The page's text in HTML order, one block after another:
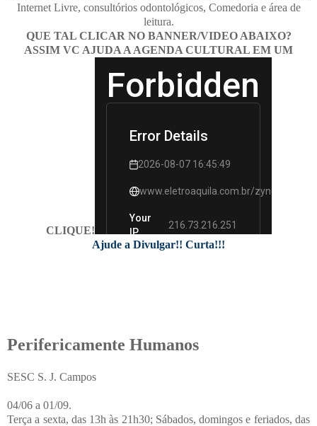
Internet Livre, consultórios odontológicos, Comedoria e área de
leitura.
QUE TAL CLICAR NO BANNER/VIDEO ABAIXO?
ASSIM VC AJUDA A AGENDA CULTURAL EM UM
CLIQUE!
Ajude a Divulgar!! Curta!!!
Perifericamente Humanos
SESC S. J. Campos
04/06 a 01/09.
Terça a sexta, das 13h às 21h30; Sábados, domingos e feriados, das